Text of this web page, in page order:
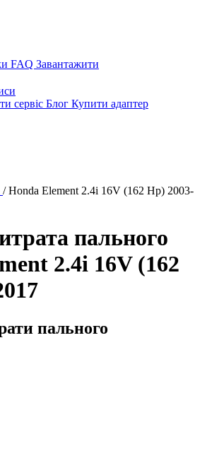
FAQ Завантажити
сервіс Блог Купити адаптер
/ Honda Element 2.4i 16V (162 Hp) 2003-
пального
2.4i 16V (162
пального